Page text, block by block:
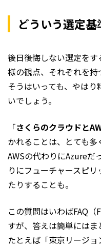
どういう選定
後日後悔しない選定を
様の観点、それぞれを持
そうはいっても、やは
いでしょう。
「さくらのクラウドと
かれることは、とても多
AWSの代わりにAzureだ
りにフューチャースピ
たりすることも。
この質問はいわばFAQ
すが、答えは簡単にはま
たとえば「東京リージ